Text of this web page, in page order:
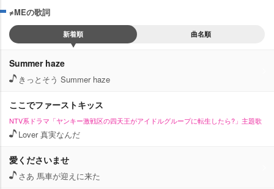
≠MEの歌詞
新着順 曲名順
Summer haze
きっとそう Summer haze
ここでファーストキッス
NTV系ドラマ「ヤンキー激戦区の四天王がアイドルグループに転生したら?」主題歌
Lover 真実なんだ
愛くださいませ
さあ 馬車が迎えに来た